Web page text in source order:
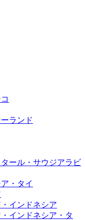
ランド
ール・サウジアラビ
・タイ
インドネシア
インドネシア・タ